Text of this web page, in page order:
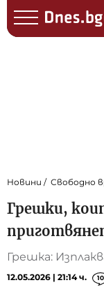
Новини Свободно
Грешки,
Грешка:
12.05.2026 | 21:14 ч. 10